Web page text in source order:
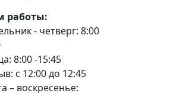
работы:
- четверг: 8:00
8:00 -15:45
с 12:00 до 12:45
– воскресенье: